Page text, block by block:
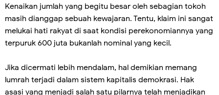
Kenaikan jumlah yang begitu besar oleh sebagian tokoh
masih dianggap sebuah kewajaran. Tentu, klaim ini sangat
melukai hati rakyat di saat kondisi perekonomiannya yang
terpuruk 600 juta bukanlah nominal yang kecil.
Jika dicermati lebih mendalam, hal demikian memang
lumrah terjadi dalam sistem kapitalis demokrasi. Hak
asasi yang menjadi salah satu pilarnya telah menjadikan